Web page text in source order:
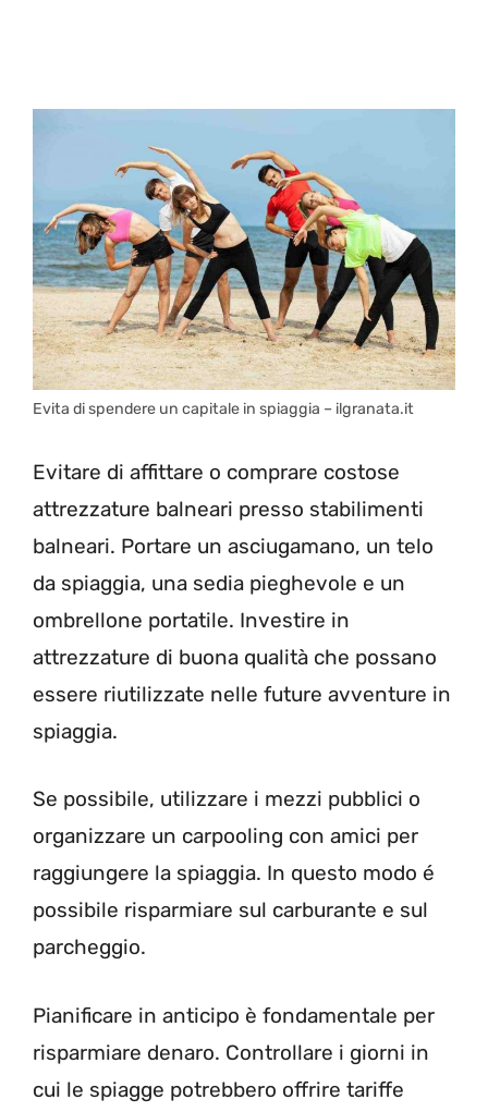
Evita di spendere un capitale in spiaggia – ilgranata.it
Evitare di affittare o comprare costose
attrezzature balneari presso stabilimenti
balneari. Portare un asciugamano, un telo
da spiaggia, una sedia pieghevole e un
ombrellone portatile. Investire in
attrezzature di buona qualità che possano
essere riutilizzate nelle future avventure in
spiaggia.
Se possibile, utilizzare i mezzi pubblici o
organizzare un carpooling con amici per
raggiungere la spiaggia. In questo modo é
possibile risparmiare sul carburante e sul
parcheggio.
Pianificare in anticipo è fondamentale per
risparmiare denaro. Controllare i giorni in
cui le spiagge potrebbero offrire tariffe